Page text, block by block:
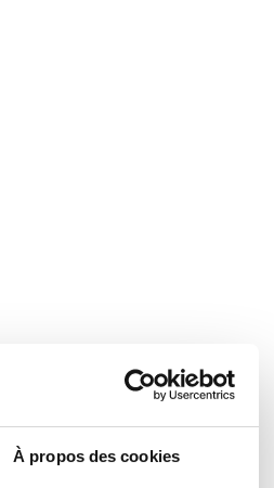
À propos des cookies